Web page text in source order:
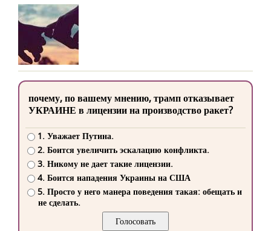
почему, по вашему мнению, трамп отказывает
УКРАИНЕ в лицензии на производство ракет?
1. Уважает Путина.
2. Боится увеличить эскалацию конфликта.
3. Никому не дает такие лицензии.
4. Боится нападения Украины на США
5. Просто у него манера поведения такая: обещать и
не сделать.